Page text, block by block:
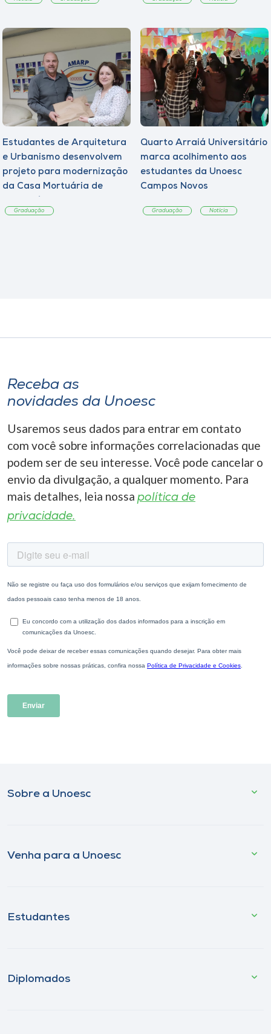
Estudantes de Arquitetura
e Urbanismo desenvolvem
projeto para modernização
da Casa Mortuária de
Graduação
Quarto Arraiá Universitário
marca acolhimento aos
estudantes da Unoesc
Campos Novos
Graduação Notícia
Receba as
novidades da Unoesc
Usaremos seus dados para entrar em contato
com você sobre informações correlacionadas que
podem ser de seu interesse. Você pode cancelar o
envio da divulgação, a qualquer momento. Para
mais detalhes, leia nossa política de
privacidade.
Sobre a Unoesc
Venha para a Unoesc
Estudantes
Diplomados